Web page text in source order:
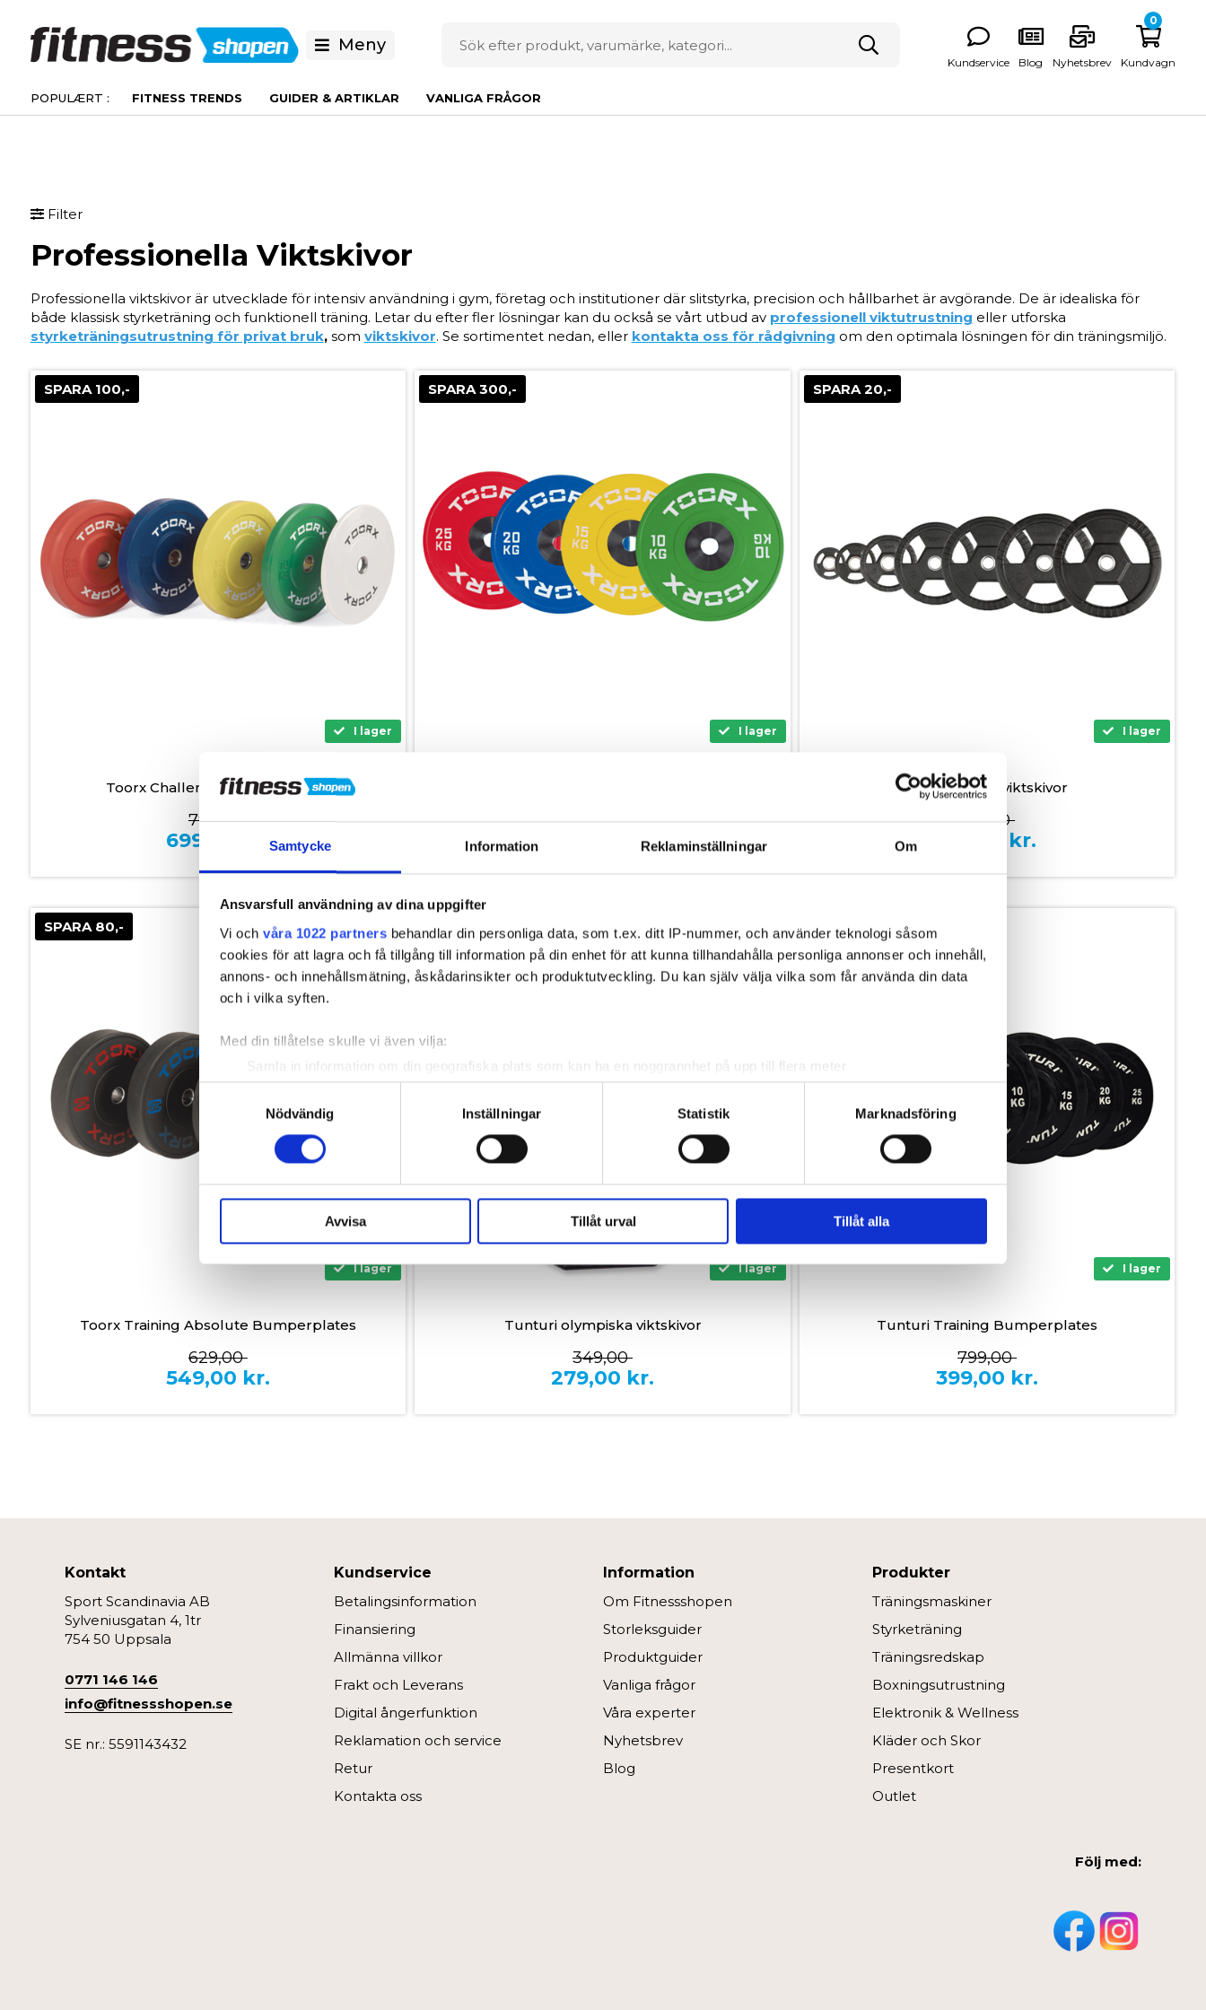
Samtycke Information Reklaminställningar Om
Ansvarsfull användning av dina uppgifter
Vi och våra 1022 partners behandlar din personliga data, som t.ex. ditt IP-nummer, och använder teknologi såsom
cookies för att lagra och få tillgång till information på din enhet för att kunna tillhandahålla personliga annonser och innehåll,
annons- och innehållsmätning, åskådarinsikter och produktutveckling. Du kan själv välja vilka som får använda din data
och i vilka syften.
Med din tillåtelse skulle vi även vilja:
Samla in information om din geografiska plats som kan ha en noggrannhet på upp till flera meter
Identifiera din enhet genom att aktivt skanna den för specifika kännetecken (fingeravtryck)
Ta reda på mer om hur dina personliga uppgifter behandlas och ställ in dina preferenser i
detaljsektionen. Du kan ändra
eller dra tillbaka ditt samtycke när som helst från cookie-förklaringen.
sociala medier och analysera vår trafik. Vi vidarebefordrar även sådana identifierare och annan information från din enhet
till de sociala medier och annons- och analysföretag som vi samarbetar med. Dessa kan i sin tur kombinera informationen
med annan information som du har tillhandahållit eller som de har samlat in när du har använt deras tjänster.
Nödvändig
Inställningar Statistik Marknadsföring
Avvisa Tillåt urval Tillåt alla
Meny
Kundservice Blog Nyhetsbrev Kundvagn
0
FITNESS TRENDS GUIDER & ARTIKLAR VANLIGA FRÅGOR
Filter
Professionella Viktskivor
Professionella viktskivor är utvecklade för intensiv användning i gym, företag och institutioner där slitstyrka, precision och hållbarhet är avgörande. De är idealiska för
både klassisk styrketräning och funktionell träning. Letar du efter fler lösningar kan du också se vårt utbud av professionell viktutrustning eller utforska
styrketräningsutrustning för privat bruk,som viktskivor. Se sortimentet nedan, eller kontakta oss för rådgivning om den optimala lösningen för din träningsmiljö.
SPARA 100,-
I lager
Toorx Challenge Bumperplates
799,00
699,00
SPARA 300,-
I lager
1.699,00
kr.
SPARA 20,-
I lager
Toorx gummiviktskivor
149,00
kr.
SPARA 80,-
I lager
Toorx Training Absolute Bumperplates
629,00
549,00 kr.
SPARA 70,-
I lager
Tunturi olympiska viktskivor
349,00
279,00 kr.
SPARA 400,-
I lager
Tunturi Training Bumperplates
799,00
399,00 kr.
Kontakt
Sport Scandinavia AB
Sylveniusgatan 4, 1tr
754 50 Uppsala
0771 146 146
info@fitnessshopen.se
SE nr.: 5591143432
Kundservice
Betalingsinformation
Finansiering
Allmänna villkor
Frakt och Leverans
Digital ångerfunktion
Reklamation och service
Retur
Kontakta oss
Information
Om Fitnessshopen
Storleksguider
Produktguider
Vanliga frågor
Våra experter
Nyhetsbrev
Blog
Produkter
Träningsmaskiner
Styrketräning
Träningsredskap
Boxningsutrustning
Elektronik & Wellness
Kläder och Skor
Presentkort
Outlet
Följ med: